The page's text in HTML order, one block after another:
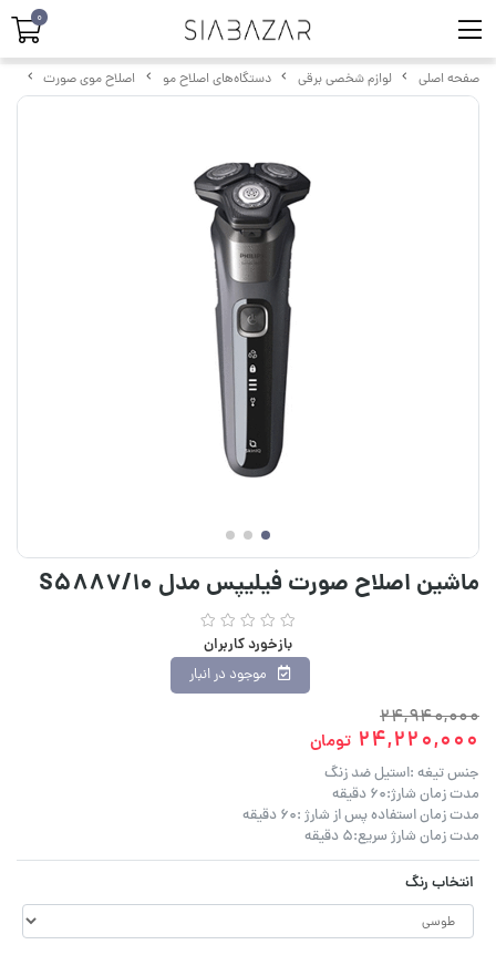
صفحه اصلی لوازم شخصی برقی دستگاه‌های اصلاح مو اصلاح موی صورت
ماشین اصلاح صورت فیلیپس مدل S5887/10
بازخورد کاربران
موجود در انبار
24,940,000
24,220,000 تومان
جنس تیغه :استیل ضد زنگ
مدت زمان شارژ:60 دقیقه
مدت زمان استفاده پس از شارژ :60 دقیقه
مدت زمان شارژ سریع:5 دقیقه
انتخاب رنگ
0